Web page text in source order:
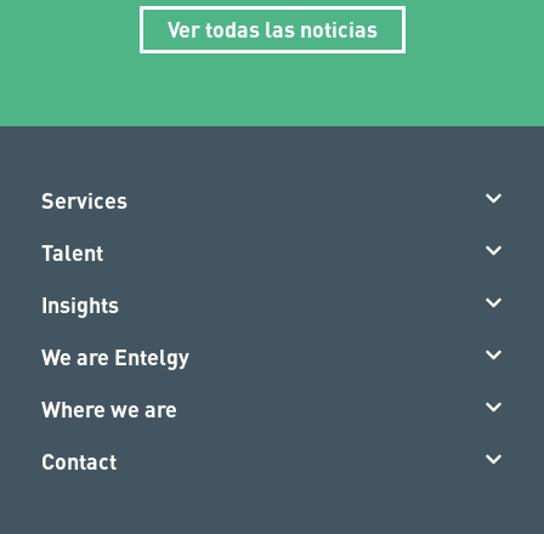
Ver todas las noticias
Services
Talent
Insights
We are Entelgy
Where we are
Contact